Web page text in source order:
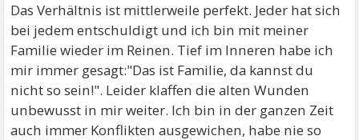
Das Verhältnis ist mittlerweile perfekt. Jeder hat sich
bei jedem entschuldigt und ich bin mit meiner
Familie wieder im Reinen. Tief im Inneren habe ich
mir immer gesagt:"Das ist Familie, da kannst du
nicht so sein!". Leider klaffen die alten Wunden
unbewusst in mir weiter. Ich bin in der ganzen Zeit
auch immer Konflikten ausgewichen, habe nie so